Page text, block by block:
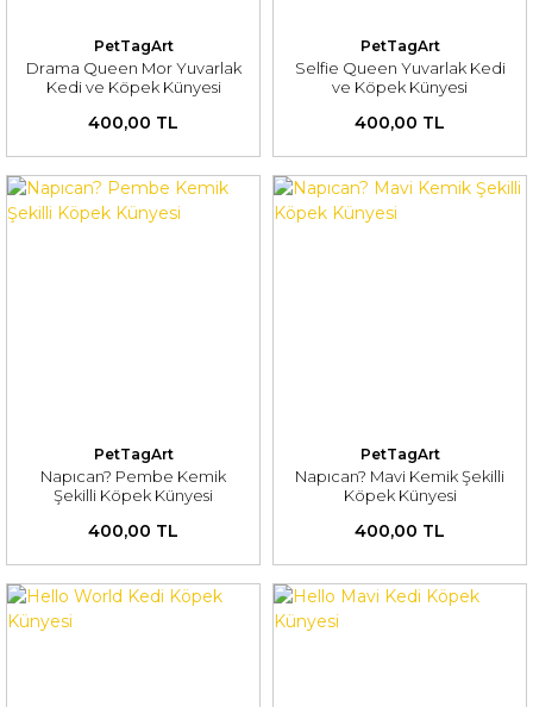
PetTagArt
Drama Queen Mor Yuvarlak
Kedi ve Köpek Künyesi
400,00 TL
PetTagArt
Selfie Queen Yuvarlak Kedi
ve Köpek Künyesi
400,00 TL
PetTagArt
Napıcan? Pembe Kemik
Şekilli Köpek Künyesi
400,00 TL
PetTagArt
Napıcan? Mavi Kemik Şekilli
Köpek Künyesi
400,00 TL